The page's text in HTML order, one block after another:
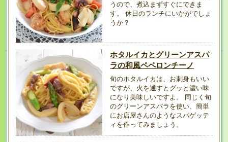
うので、煮込まずすぐにできま
す。 休日のランチにいかがでしょ
うか？
ホタルイカとグリーンアスパ
ラの和風ペペロンチーノ
旬のホタルイカは、お刺身もいい
ですが、火を通すとグッと濃い味
になり美味しいですよ。 同じく旬
のグリーンアスパラを使い、簡単
にお店屋さんのようなスパゲッテ
ィを作ってみましょう。